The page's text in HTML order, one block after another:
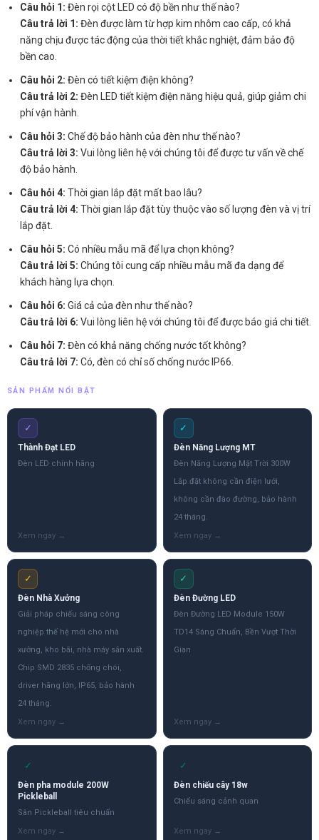
Câu hỏi 1: Đèn rọi cột LED có độ bền như thế nào?
Câu trả lời 1: Đèn được làm từ hợp kim nhôm cao cấp, có khả
năng chịu được tác động của thời tiết khắc nghiệt, đảm bảo độ
bền cao.
Câu hỏi 2: Đèn có tiết kiệm điện không?
Câu trả lời 2: Đèn LED tiết kiệm điện năng hiệu quả, giúp giảm chi
phí vận hành.
Câu hỏi 3: Chế độ bảo hành của đèn như thế nào?
Câu trả lời 3: Vui lòng liên hệ với chúng tôi để được tư vấn về chế
độ bảo hành.
Câu hỏi 4: Thời gian lắp đặt mất bao lâu?
Câu trả lời 4: Thời gian lắp đặt tùy thuộc vào số lượng đèn và vị trí
lắp đặt.
Câu hỏi 5: Có nhiều mẫu mã để lựa chọn không?
Câu trả lời 5: Chúng tôi cung cấp nhiều mẫu mã đa dạng để
khách hàng lựa chọn.
Câu hỏi 6: Giá cả của đèn như thế nào?
Câu trả lời 6: Vui lòng liên hệ với chúng tôi để được báo giá chi tiết.
Câu hỏi 7: Đèn có khả năng chống nước tốt không?
Câu trả lời 7: Có, đèn có chỉ số chống nước IP66.
SẢN PHẨM NỔI BẬT
✓
Thành Đạt LED
Đèn LED chính hãng
✓
Đèn Năng Lượng MT
Đèn Năng Lượng Mặt Trời 300W
Lắp đặt không cần điện lưới,
không cần đào đường, bảo hành
24 tháng.
✓
Đèn Nhà Xưởng
Giải pháp chiếu sáng công
nghiệp thế hệ mới cho nhà
xưởng, kho bãi, nhà máy sản xuất.
Chip SMD 2835 chống chói,
driver hãng lớn, IP65, bảo hành
24 tháng.
✓
Đèn Đường LED
Đèn Đường LED Module 150W
TD14 Sáng Chuẩn, Bền Vượt Thời
Gian
✓
Đèn pha module 200W
Pickleball
Sân Pickleball tiêu chuẩn
✓
Đèn chiếu cây 18w
Chiếu sáng cảnh quan